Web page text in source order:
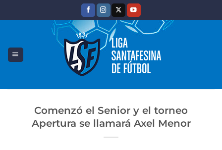
Comenzó el Senior y el torneo
Apertura se llamará Axel Menor